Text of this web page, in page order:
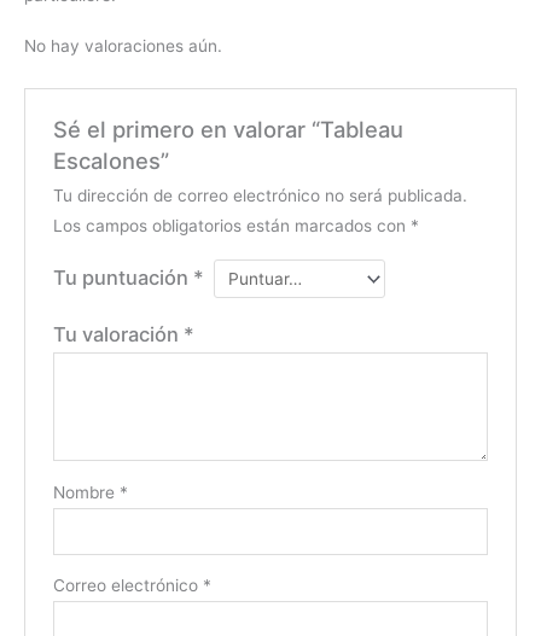
No hay valoraciones aún.
Sé el primero en valorar “Tableau
Escalones”
Tu dirección de correo electrónico no será publicada.
Los campos obligatorios están marcados con *
Tu puntuación *
Tu valoración *
Nombre *
Correo electrónico *